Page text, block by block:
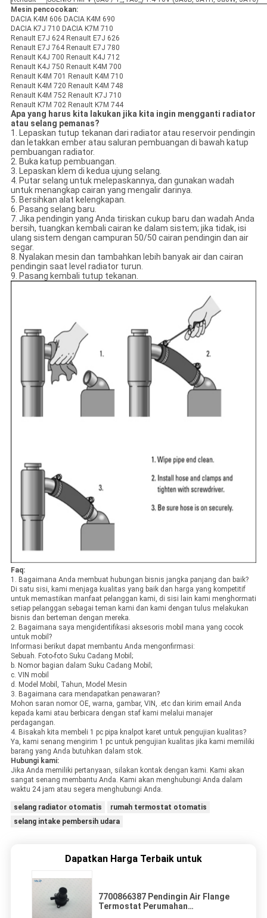
Mesin pencocokan:
DACIA K4M 606 DACIA K4M 690
DACIA K7J 710 DACIA K7M 710
RenauIt E7J 624 RenauIt E7J 626
RenauIt E7J 764 RenauIt E7J 780
RenauIt K4J 700 RenauIt K4J 712
RenauIt K4J 750 RenauIt K4M 700
RenauIt K4M 701 RenauIt K4M 710
RenauIt K4M 720 RenauIt K4M 748
RenauIt K4M 752 RenauIt K7J 710
RenauIt K7M 702 RenauIt K7M 744
Apa yang harus kita lakukan jika kita ingin mengganti radiator
atau selang pemanas?
1. Lepaskan tutup tekanan dari radiator atau reservoir pendingin
dan letakkan ember atau saluran pembuangan di bawah katup
pembuangan radiator.
2. Buka katup pembuangan.
3. Lepaskan klem di kedua ujung selang.
4. Putar selang untuk melepaskannya, dan gunakan wadah
untuk menangkap cairan yang mengalir darinya.
5. Bersihkan alat kelengkapan.
6. Pasang selang baru.
7. Jika pendingin yang Anda tiriskan cukup baru dan wadah Anda
bersih, tuangkan kembali cairan ke dalam sistem; jika tidak, isi
ulang sistem dengan campuran 50/50 cairan pendingin dan air
segar.
8. Nyalakan mesin dan tambahkan lebih banyak air dan cairan
pendingin saat level radiator turun.
9. Pasang kembali tutup tekanan.
Faq:
1. Bagaimana Anda membuat hubungan bisnis jangka panjang dan baik?
Di satu sisi, kami menjaga kualitas yang baik dan harga yang kompetitif
untuk memastikan manfaat pelanggan kami, di sisi lain kami menghormati
setiap pelanggan sebagai teman kami dan kami dengan tulus melakukan
bisnis dan berteman dengan mereka.
2. Bagaimana saya mengidentifikasi aksesoris mobil mana yang cocok
untuk mobil?
Informasi berikut dapat membantu Anda mengonfirmasi:
Sebuah. Foto-foto Suku Cadang Mobil;
b. Nomor bagian dalam Suku Cadang Mobil;
c. VIN mobil
d. Model Mobil, Tahun, Model Mesin
3. Bagaimana cara mendapatkan penawaran?
Mohon saran nomor OE, warna, gambar, VIN, .etc dan kirim email Anda
kepada kami atau berbicara dengan staf kami melalui manajer
perdagangan.
4. Bisakah kita membeli 1 pc pipa knalpot karet untuk pengujian kualitas?
Ya, kami senang mengirim 1 pc untuk pengujian kualitas jika kami memiliki
barang yang Anda butuhkan dalam stok.
Hubungi kami:
Jika Anda memiliki pertanyaan, silakan kontak dengan kami. Kami akan
sangat senang membantu Anda. Kami akan menghubungi Anda dalam
waktu 24 jam atau segera menghubungi Anda.
selang radiator otomatis
rumah termostat otomatis
selang intake pembersih udara
Dapatkan Harga Terbaik untuk
7700866387 Pendingin Air Flange
Termostat Perumahan